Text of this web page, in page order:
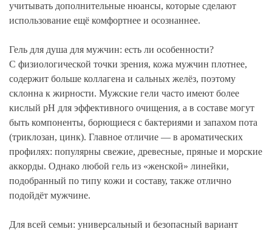
учитывать дополнительные нюансы, которые сделают
использование ещё комфортнее и осознаннее.
Гель для душа для мужчин: есть ли особенности?
С физиологической точки зрения, кожа мужчин плотнее,
содержит больше коллагена и сальных желёз, поэтому
склонна к жирности. Мужские гели часто имеют более
кислый pH для эффективного очищения, а в составе могут
быть компоненты, борющиеся с бактериями и запахом пота
(триклозан, цинк). Главное отличие — в ароматических
профилях: популярны свежие, древесные, пряные и морские
аккорды. Однако любой гель из «женской» линейки,
подобранный по типу кожи и составу, также отлично
подойдёт мужчине.
Для всей семьи: универсальный и безопасный вариант